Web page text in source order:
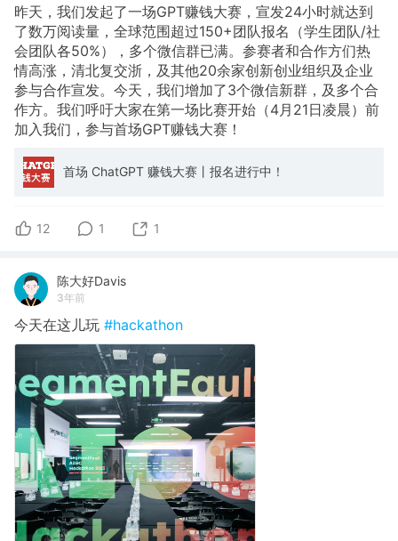
昨天，我们发起了一场GPT赚钱大赛，宣发24小时就达到
了数万阅读量，全球范围超过150+团队报名（学生团队/社
会团队各50%），多个微信群已满。参赛者和合作方们热
情高涨，清北复交浙，及其他20余家创新创业组织及企业
参与合作宣发。今天，我们增加了3个微信新群，及多个合
作方。我们呼吁大家在第一场比赛开始（4月21日凌晨）前
加入我们，参与首场GPT赚钱大赛！
​首场 ChatGPT 赚钱大赛丨报名进行中！
12 1 1
陈大好Davis
3年前
今天在这儿玩 #hackathon